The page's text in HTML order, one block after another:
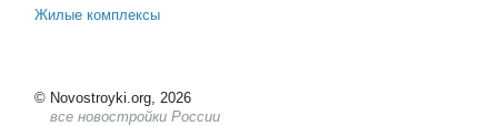
Жилые комплексы
© Novostroyki.org, 2026
все новостройки России